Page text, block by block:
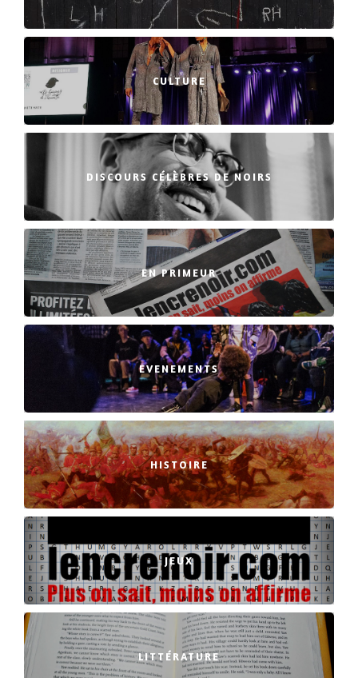
CULTURE
DISCOURS CÉLÈBRES DE NOIRS
EN PRIMEUR
EVENEMENTS
HISTOIRE
JEUX
LITTÉRATURE